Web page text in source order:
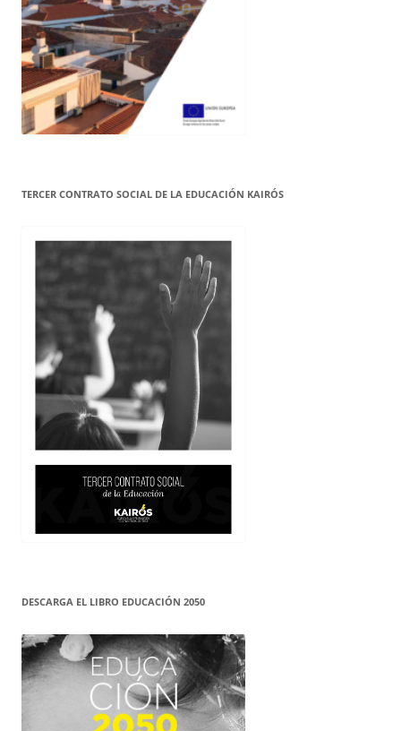
TERCER CONTRATO SOCIAL DE LA EDUCACIÓN KAIRÓS
DESCARGA EL LIBRO EDUCACIÓN 2050